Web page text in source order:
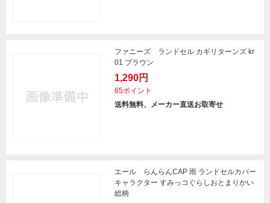
ファニーズ ランドセル カギリターンズ kr
01 ブラウン
1,290円
65ポイント
送料無料、メーカー直送お取寄せ
エール らんらんCAP 雨 ランドセルカバー
キャラクター すみっコぐらしおとまりかい
総柄